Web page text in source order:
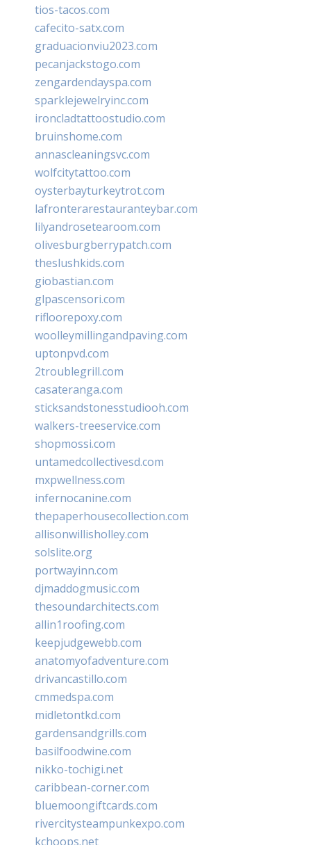
tios-tacos.com
cafecito-satx.com
graduacionviu2023.com
pecanjackstogo.com
zengardendayspa.com
sparklejewelryinc.com
ironcladtattoostudio.com
bruinshome.com
annascleaningsvc.com
wolfcitytattoo.com
oysterbayturkeytrot.com
lafronterarestauranteybar.com
lilyandrosetearoom.com
olivesburgberrypatch.com
theslushkids.com
giobastian.com
glpascensori.com
rifloorepoxy.com
woolleymillingandpaving.com
uptonpvd.com
2troublegrill.com
casateranga.com
sticksandstonesstudiooh.com
walkers-treeservice.com
shopmossi.com
untamedcollectivesd.com
mxpwellness.com
infernocanine.com
thepaperhousecollection.com
allisonwillisholley.com
solslite.org
portwayinn.com
djmaddogmusic.com
thesoundarchitects.com
allin1roofing.com
keepjudgewebb.com
anatomyofadventure.com
drivancastillo.com
cmmedspa.com
midletontkd.com
gardensandgrills.com
basilfoodwine.com
nikko-tochigi.net
caribbean-corner.com
bluemoongiftcards.com
rivercitysteampunkexpo.com
kchoops.net